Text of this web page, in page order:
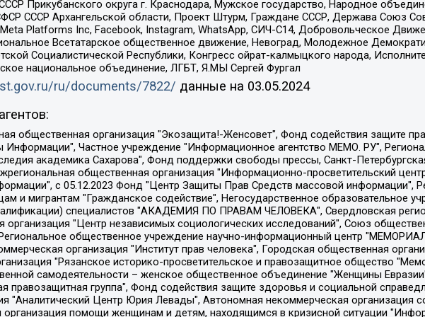
Прикубанского округа г. Краснодара, Мужское государство, Народное
СССР Архангельской области, Проект Штурм, Граждане СССР, Держава Союз
Platforms Inc, Facebook, Instagram, WhatsApp, СИЧ-С14, Добровольческое
Всетатарское общественное движение, Невоград, Молодежное
Социалистической Республики, Конгресс ойрат-калмыцкого народа,
национальное объединение, ЛГБТ, Я.МЫ Сергей Фургал
ru/documents/7822/ данные на 03.05.2024
самодеятельности "Уральская правозащитная группа", Фонд содействия защите здоровья и социальной справедливости имени Андрея Рылькова, Автономная Некоммерческая Организация "Аналитический Центр Юрия Левады", Автономная некоммерческая организация социальной поддержки населения "Проект Апрель", Региональная общественная организация помощи женщинам и детям, находящимся в кризисной ситуации "Информационно-методический центр "Анна", Фонд содействия развитию массовых коммуникаций и правовому просвещению "Так-так-Так", Фонд содействия устойчивому развитию "Серебряная тайга", Свердловский региональный общественный фонд социальных проектов "Новое время", "Idel.Реалии", Кавказ.Реалии, Крым.Реалии, Телеканал Настоящее Время, Татаро-башкирская служба Радио Свобода (Azatliq Radiosi), Радио Свободная Европа/Радио Свобода (PCE/PC), "Сибирь.Реалии", "Фактограф", Благотворительный фонд помощи осужденным и их семьям, Автономная некоммерческая организация "Институт глобализации и социальных движений", Фонд "В защиту прав заключенных", Частное учреждение "Центр поддержки и содействия развитию средств массовой информации", Пензенский региональный общественный благотворительный фонд "Гражданский союз", "Север.Реалии", Некоммерческая организация Фонд "Правовая инициатива", Общество с ограниченной ответственностью "Радио Свободная Европа/Радио Свобода", Чешское информационное агентство "MEDIUM-ORIENT", Красноярская региональная общественная организация "Мы против СПИДа", Камалягин Денис Николаевич, Маркелов Сергей Евгеньевич, Пономарев Лев Александрович, Савицкая Людмила Алексеевна, Автономная некоммерческая организация "Центр по работе с проблемой насилия "НАСИЛИЮ.НЕТ", Межрегиональный профессиональный союз работников здравоохранения "Альянс врачей", Юридическое лицо, зарегистрированное в Латвийской Республике, SIA "Medusa Project" (регистрационный номер 40103797863, дата регистрации 10.06.2014), Некоммерческая организация "Фонд по борьбе с коррупцией", Автономная некоммерческая организация "Институт права и публичной политики", Баданин Роман Сергеевич, Гликин Максим Александрович, Железнова Мария Михайловна, Лукьянова Юлия Сергеевна, Маетная Елизавета Витальевна, Маняхин Петр Борисович, Чуракова Ольга Владимировна, Ярош Юлия Петровна, Юридическое лицо "The Insider SIA", зарегистрированное в Риге, Латвийская Республика (дата регистрации 26.06.2015), являющееся администратором доменного имени интернет-издания "The Insider SIA", https://theins.ru, Постернак Алексей Евгеньевич, Рубин Михаил Аркадьевич, Анин Роман Александрович, Юридическое лицо Istories fonds, зарегистрированное в Латвийской Республике (регистрационный номер 50008295751, дата регистрации 24.02.2020), Великовский Дмитрий Александрович, Долинина Ирина Николаевна, Мароховская Алеся Алексеевна, Шлейнов Роман Юрьевич, Шмагун Олеся Валентиновна, Общество с ограниченной ответственностью "Альтаир 2021", Общество с ограниченной ответственностью "Вега 2021", Общество с ограниченной ответственностью "Главный редактор 2021", Общество с ограниченной ответственностью "Ромашки монолит", Важенков Артем Валерьевич, Ивановская областная общественная организация "Центр гендерных исследований", Гурман Юрий Альбертович, Медиапроект "ОВД-Инфо", Егоров Владимир Владимирович, Жилинский Владимир Александрович, Общество с ограниченной ответственностью "ЗП", Иванова София Юрьевна, Карезина Инна Павловна, Кильтау Екатерина Викторовна, Петров Алексей Викторович, Пискунов Сергей Евгеньевич, Смирнов Сергей Сергеевич, Тихонов Михаил Сергеевич, Общество с ограниченной ответственностью "ЖУРНАЛИСТ-ИНОСТРАННЫЙ АГЕНТ", Арапова Галина Юрьевна, Вольтская Татьяна Анатольевна, Американская компания "Mason G.E.S. Anonymous Foundation" (США), являющаяся владельцем интернет-издания https://mnews.world/, Компания "Stichting Bellingcat", зарегистрированная в Нидерландах (дата регистрации 11.07.2018), Захаров Андрей Вячеславович, Клепиковская Екатерина Дмитриевна, Общество с ограниченной ответственностью "МЕМО", Перл Роман Александрович, Симонов Евгений Алексеевич, Соловьева Елена Анатольевна, Сотников Даниил Владимирович, Сурначева Елизавета Дмитриевна, Автономная некоммерческая организация по защите прав человека и информированию населения "Якутия – Наше Мнение", Общество с ограниченной ответственностью "Москоу диджитал медиа", с 26.01.2023 Общество с ограниченной ответственностью "Чайка Белые сады", Ветошкина Валерия Валерьевна, Заговора Максим Александрович, Межрегиональное общественное движение "Российская ЛГБТ - сеть", Оленичев Максим Владимирович, Павлов Иван Юрьевич, Скворцова Елена Сергеевна, Общество с ограниченной ответственностью "Как бы инагент", Кочетков Игорь Викторович, Общество с ограниченной ответственностью "Честные выборы", Еланчик Олег Александрович, Общество с ограниченной ответственностью "Нобелевский призыв", Гималова Регина Эмилевна, Григорьев Андрей Валерьевич, Григорьева Алина Александровна, Ассоциация по содействию защите прав призывников, альтернативнослужащих и военнослужащих "Правозащитная группа